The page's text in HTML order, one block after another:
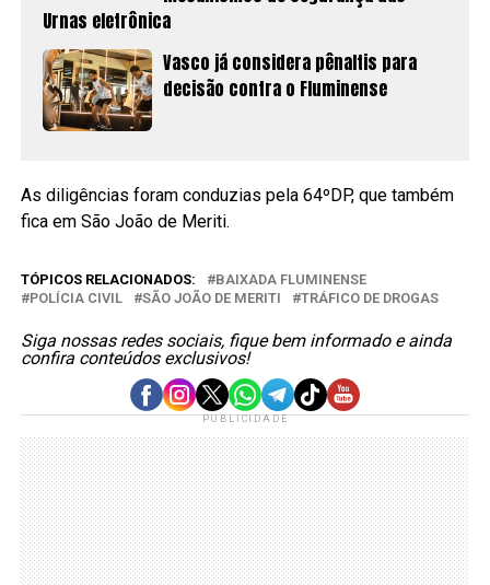
Urnas eletrônica
Vasco já considera pênaltis para
decisão contra o Fluminense
As diligências foram conduzias pela 64ºDP, que também
fica em São João de Meriti.
TÓPICOS RELACIONADOS:
BAIXADA FLUMINENSE
POLÍCIA CIVIL
SÃO JOÃO DE MERITI TRÁFICO DE DROGAS
Siga nossas redes sociais, fique bem informado e ainda
confira conteúdos exclusivos!
PUBLICIDADE